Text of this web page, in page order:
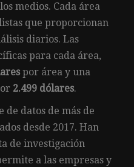
medios. Cada área
que proporcionan
diarios. Las
para cada área,
por área y una
2.499 dólares.
de datos de más de
desde 2017. Han
de investigación
a las empresas y